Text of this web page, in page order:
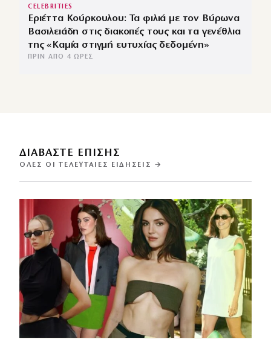
CELEBRITIES
Εριέττα Κούρκουλου: Τα φιλιά με τον Βύρωνα
Βασιλειάδη στις διακοπές τους και τα γενέθλια
της «Καμία στιγμή ευτυχίας δεδομένη»
ΠΡΙΝ ΑΠΌ 4 ΏΡΕΣ
ΔΙΑΒΑΣΤΕ ΕΠΙΣΗΣ
ΌΛΕΣ ΟΙ ΤΕΛΕΥΤΑΊΕΣ ΕΙΔΉΣΕΙΣ →